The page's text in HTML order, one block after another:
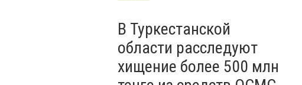
В Туркестанской
области расследуют
хищение более 500 млн